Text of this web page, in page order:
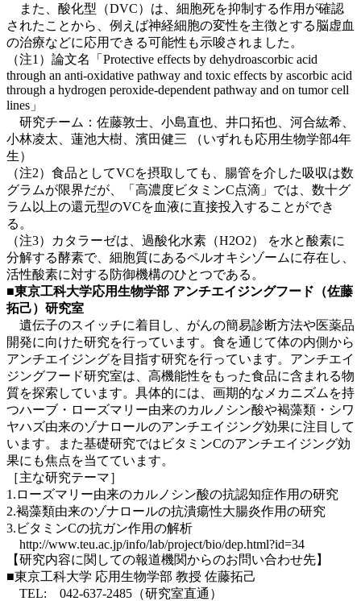
また、酸化型（DVC）は、細胞死を抑制する作用が確認
されたことから、例えば神経細胞の変性を主徴とする脳虚血
の治療などに応用できる可能性も示唆されました。
（注1）論文名「Protective effects by dehydroascorbic acid
through an anti-oxidative pathway and toxic effects by ascorbic acid
through a hydrogen peroxide-dependent pathway and on tumor cell
lines」
研究チーム：佐藤敦士、小島直也、井口拓也、河合紘希、
小林凌太、蓮池大樹、濱田健三 （いずれも応用生物学部4年
生）
（注2）食品としてVCを摂取しても、腸管を介した吸収は数
グラムが限界だが、「高濃度ビタミンC点滴」では、数十グ
ラム以上の還元型のVCを血液に直接投入することができ
る。
（注3）カタラーゼは、過酸化水素（H2O2） を水と酸素に
分解する酵素で、細胞質にあるペルオキシゾームに存在し、
活性酸素に対する防御機構のひとつである。
■東京工科大学応用生物学部 アンチエイジングフード（佐藤
拓己）研究室
遺伝子のスイッチに着目し、がんの簡易診断方法や医薬品
開発に向けた研究を行っています。食を通じて体の内側から
アンチエイジングを目指す研究を行っています。アンチエイ
ジングフード研究室は、高機能性をもった食品に含まれる物
質を探索しています。具体的には、画期的なメカニズムを持
つハーブ・ローズマリー由来のカルノシン酸や褐藻類・シワ
ヤハズ由来のゾナロールのアンチエイジング効果に注目して
います。また基礎研究ではビタミンCのアンチエイジング効
果にも焦点を当てています。
［主な研究テーマ］
1.ローズマリー由来のカルノシン酸の抗認知症作用の研究
2.褐藻類由来のゾナロールの抗潰瘍性大腸炎作用の研究
3.ビタミンCの抗ガン作用の解析
http://www.teu.ac.jp/info/lab/project/bio/dep.html?id=34
【研究内容に関しての報道機関からのお問い合わせ先】
■東京工科大学 応用生物学部 教授 佐藤拓己
TEL: 042-637-2485（研究室直通）